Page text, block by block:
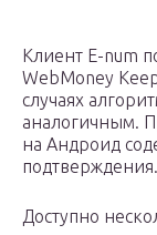
Клиент E-num
WebMoney
случаях
аналогичным.
на Андроид
подтверждения.
Доступно